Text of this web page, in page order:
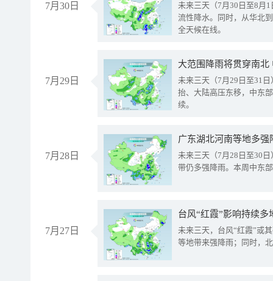
7月30日
未来三天（7月30日至8月
流性降水。同时，从华北
全天候在线。
7月29日
大范围降雨将贯穿南
未来三天（7月29日至31
抬、大陆高压东移，中东
续。
7月28日
广东湖北河南等地多
未来三天（7月28日至30
带仍多强降雨。本周中东
7月27日
台风“红霞”影响持续
未来三天，台风“红霞”或
等地带来强降雨；同时，